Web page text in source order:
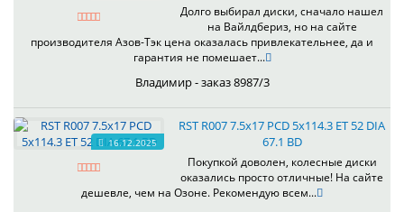
Долго выбирал диски, сначало нашел
на Вайлдбериз, но на сайте
производителя Азов-Тэк цена оказалась привлекательнее, да и
гарантия не помешает...
Владимир - заказ 8987/3
16.12.2025
RST R007 7.5x17 PCD 5x114.3 ET 52 DIA
67.1 BD
Покупкой доволен, колесные диски
оказались просто отличные! На сайте
дешевле, чем на Озоне. Рекомендую всем...